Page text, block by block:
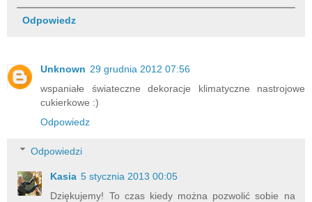
Odpowiedz
Unknown 29 grudnia 2012 07:56
wspaniałe świateczne dekoracje klimatyczne nastrojowe
cukierkowe :)
Odpowiedz
Odpowiedzi
Kasia 5 stycznia 2013 00:05
Dziękujemy! To czas kiedy można pozwolić sobie na